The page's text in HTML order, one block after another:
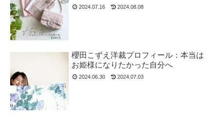
2024.07.16 2024.08.08
櫻田こずえ洋裁プロフィール：本当は
お姫様になりたかった自分へ
2024.06.30 2024.07.03